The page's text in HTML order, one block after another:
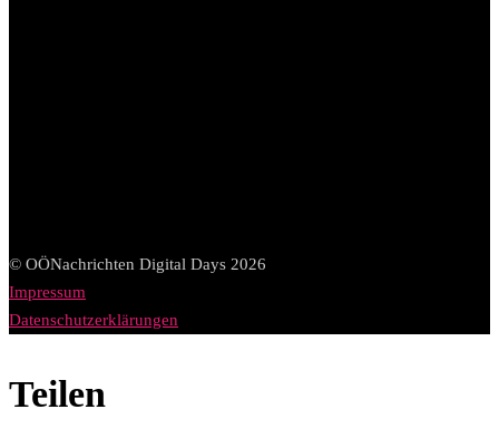
© OÖNachrichten Digital Days 2026
Impressum
Datenschutzerklärungen
Teilen